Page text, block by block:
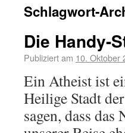
Schlagwort-
Die Handy-
Publiziert am 10. Oktober
Ein Atheist ist
Heilige Stadt
sagen, dass